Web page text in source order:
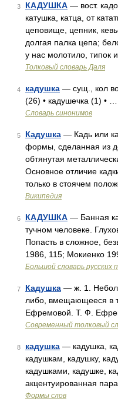
3 КАДУШКА — вост.
катушка, катца, от
цеповище, цепник,
долгая палка цепа;
у нас молотило, типок
Толковый словарь Даля
4 кадушка — сущ., кол во
(26) • кадушечка (1) • …
Словарь синонимов
5 Кадушка — Кадь или
формы, сделанная из
обтянутая
Основное отличие
только в стоячем
Википедия
6 КАДУШКА — Банная
тучном человеке.
Попасть в сложное,
1986, 115; Мокиенко
Большой словарь русских
7 Кадушка — ж. 1.
либо, вмещающееся в
Ефремовой. Т. Ф.
Современный толковый
8 кадушка — кадушка,
кадушкам, кадушку,
кадушками, кадушке,
акцентуированная
Формы слов